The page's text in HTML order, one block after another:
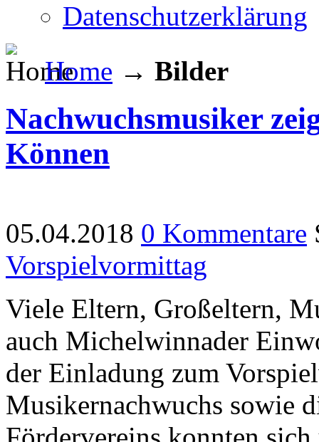
Datenschutzerklärung
Home → Bilder
Nachwuchsmusiker
Können
05.04.2018 0 Kommentare
Vorspielvormittag
Viele Eltern, Großeltern,
auch Michelwinnader
der Einladung zum
Musikernachwuchs sowie